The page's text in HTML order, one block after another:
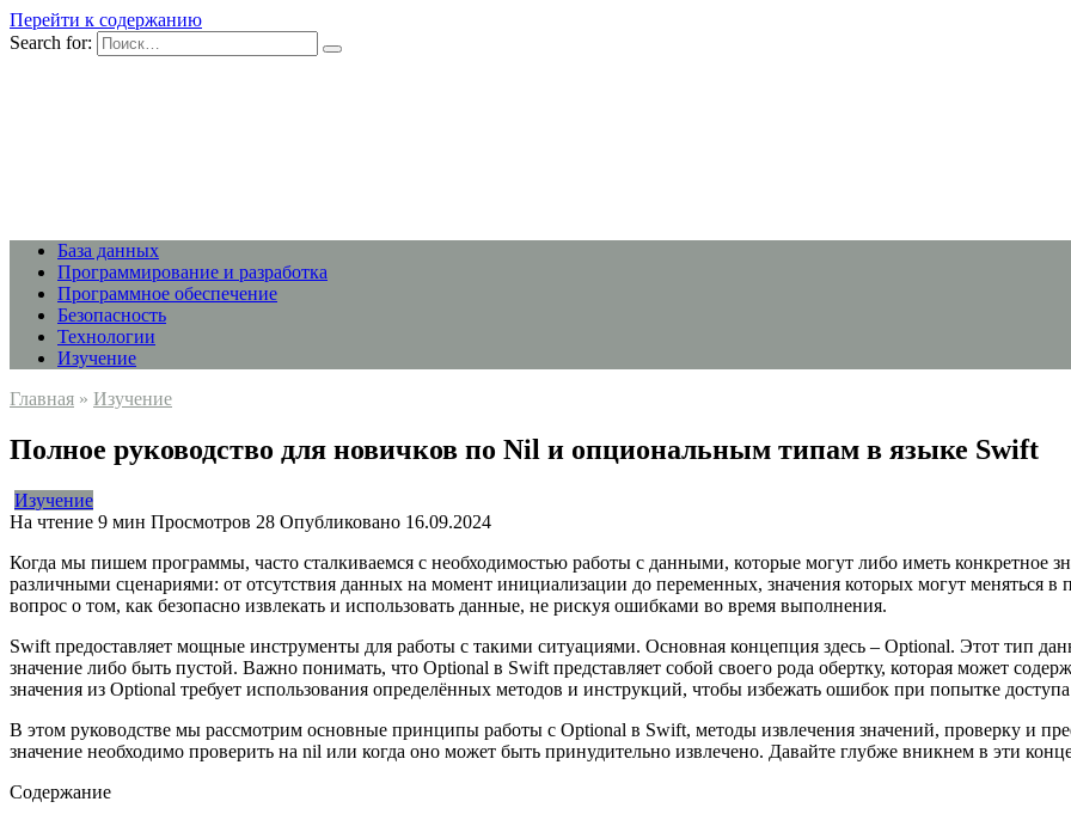
Перейти к содержанию
Search for:
База данных
Программирование и разработка
Программное обеспечение
Безопасность
Технологии
Изучение
Главная » Изучение
Полное руководство для новичков по Nil и опциональным типам в языке Swift
Изучение
На чтение 9 мин Просмотров 28 Опубликовано 16.09.2024
Когда мы пишем программы, часто сталкиваемся с необходимостью работы с данными, которые могут либо иметь конкретное
различными сценариями: от отсутствия данных на момент инициализации до переменных, значения которых могут меняться
вопрос о том, как безопасно извлекать и использовать данные, не рискуя ошибками во время выполнения.
Swift предоставляет мощные инструменты для работы с такими ситуациями. Основная концепция здесь – Optional. Этот тип
значение либо быть пустой. Важно понимать, что Optional в Swift представляет собой своего рода обертку, которая может
значения из Optional требует использования определённых методов и инструкций, чтобы избежать ошибок при попытке
В этом руководстве мы рассмотрим основные принципы работы с Optional в Swift, методы извлечения значений, проверку и
значение необходимо проверить на nil или когда оно может быть принудительно извлечено. Давайте глубже вникнем в эти
Содержание